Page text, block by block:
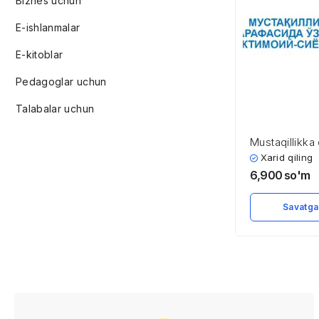
E-ishlanmalar
E-kitoblar
Pedagoglar uchun
Talabalar uchun
Mustaqillikka
arafasida
ijtimoiy-
Xarid qiling
6,900 so'm